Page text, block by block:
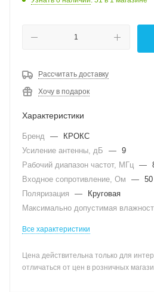
Рассчитать доставку
Хочу в подарок
Характеристики
Бренд —
КРОКС
Усиление антенны, дБ
— 9
Рабочий диапазон частот, МГц —
Входное сопротивление, Ом
— 50
Поляризация
—
Круговая
Максимально допустимая
Все характеристики
Цена действительна только для
отличаться от цен в розничных